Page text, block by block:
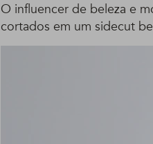
O influencer de beleza e
cortados em um sidecut